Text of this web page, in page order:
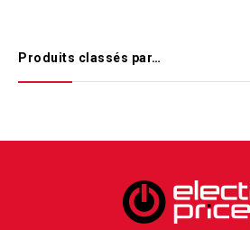
Produits classés par…